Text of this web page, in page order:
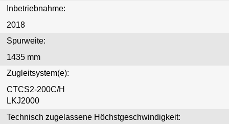
Inbetriebnahme:
2018
Spurweite:
1435 mm
Zugleitsystem(e):
CTCS2-200C/H
LKJ2000
Technisch zugelassene Höchstgeschwindigkeit: